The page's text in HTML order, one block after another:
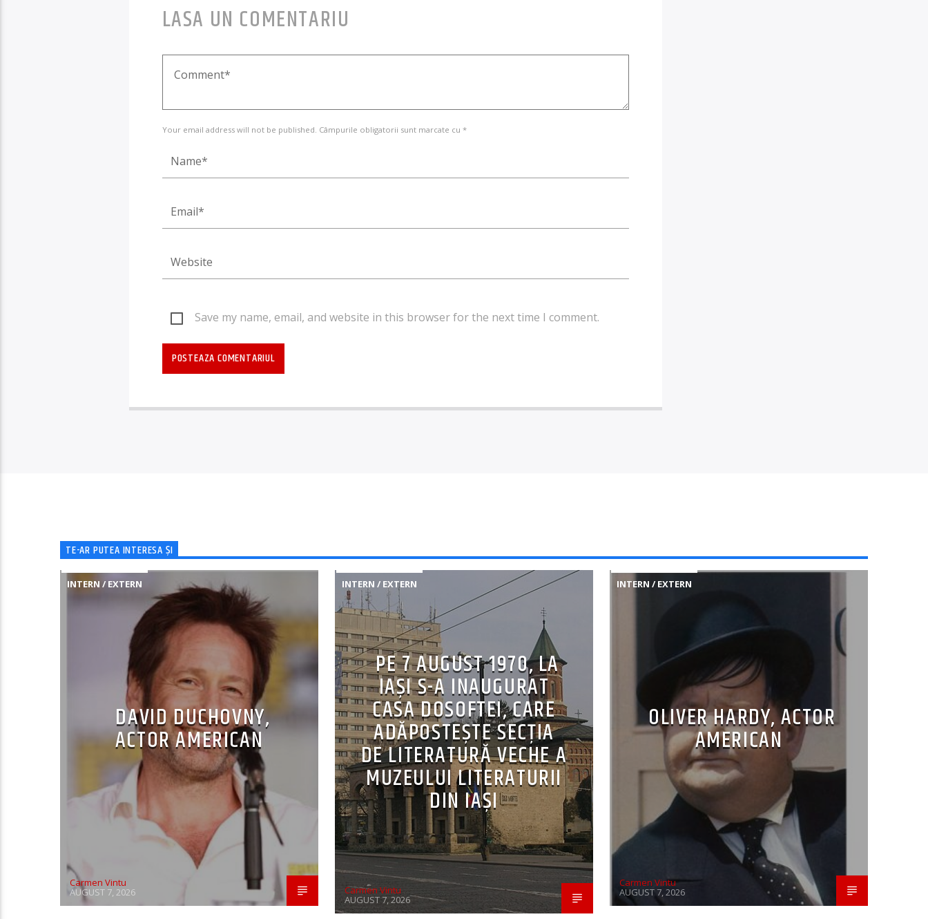
LASA UN COMENTARIU
Your email address will not be published. Câmpurile obligatorii sunt marcate cu *
Save my name, email, and website in this browser for the next time I comment.
TE-AR PUTEA INTERESA ȘI
INTERN / EXTERN
DAVID DUCHOVNY,
ACTOR AMERICAN
Carmen Vintu
AUGUST 7, 2026
INTERN / EXTERN
PE 7 AUGUST 1970, LA
IAŞI S-A INAUGURAT
CASA DOSOFTEI, CARE
ADĂPOSTEŞTE SECŢIA
DE LITERATURĂ VECHE A
MUZEULUI LITERATURII
DIN IAŞI
Carmen Vintu
AUGUST 7, 2026
INTERN / EXTERN
OLIVER HARDY, ACTOR
AMERICAN
Carmen Vintu
AUGUST 7, 2026